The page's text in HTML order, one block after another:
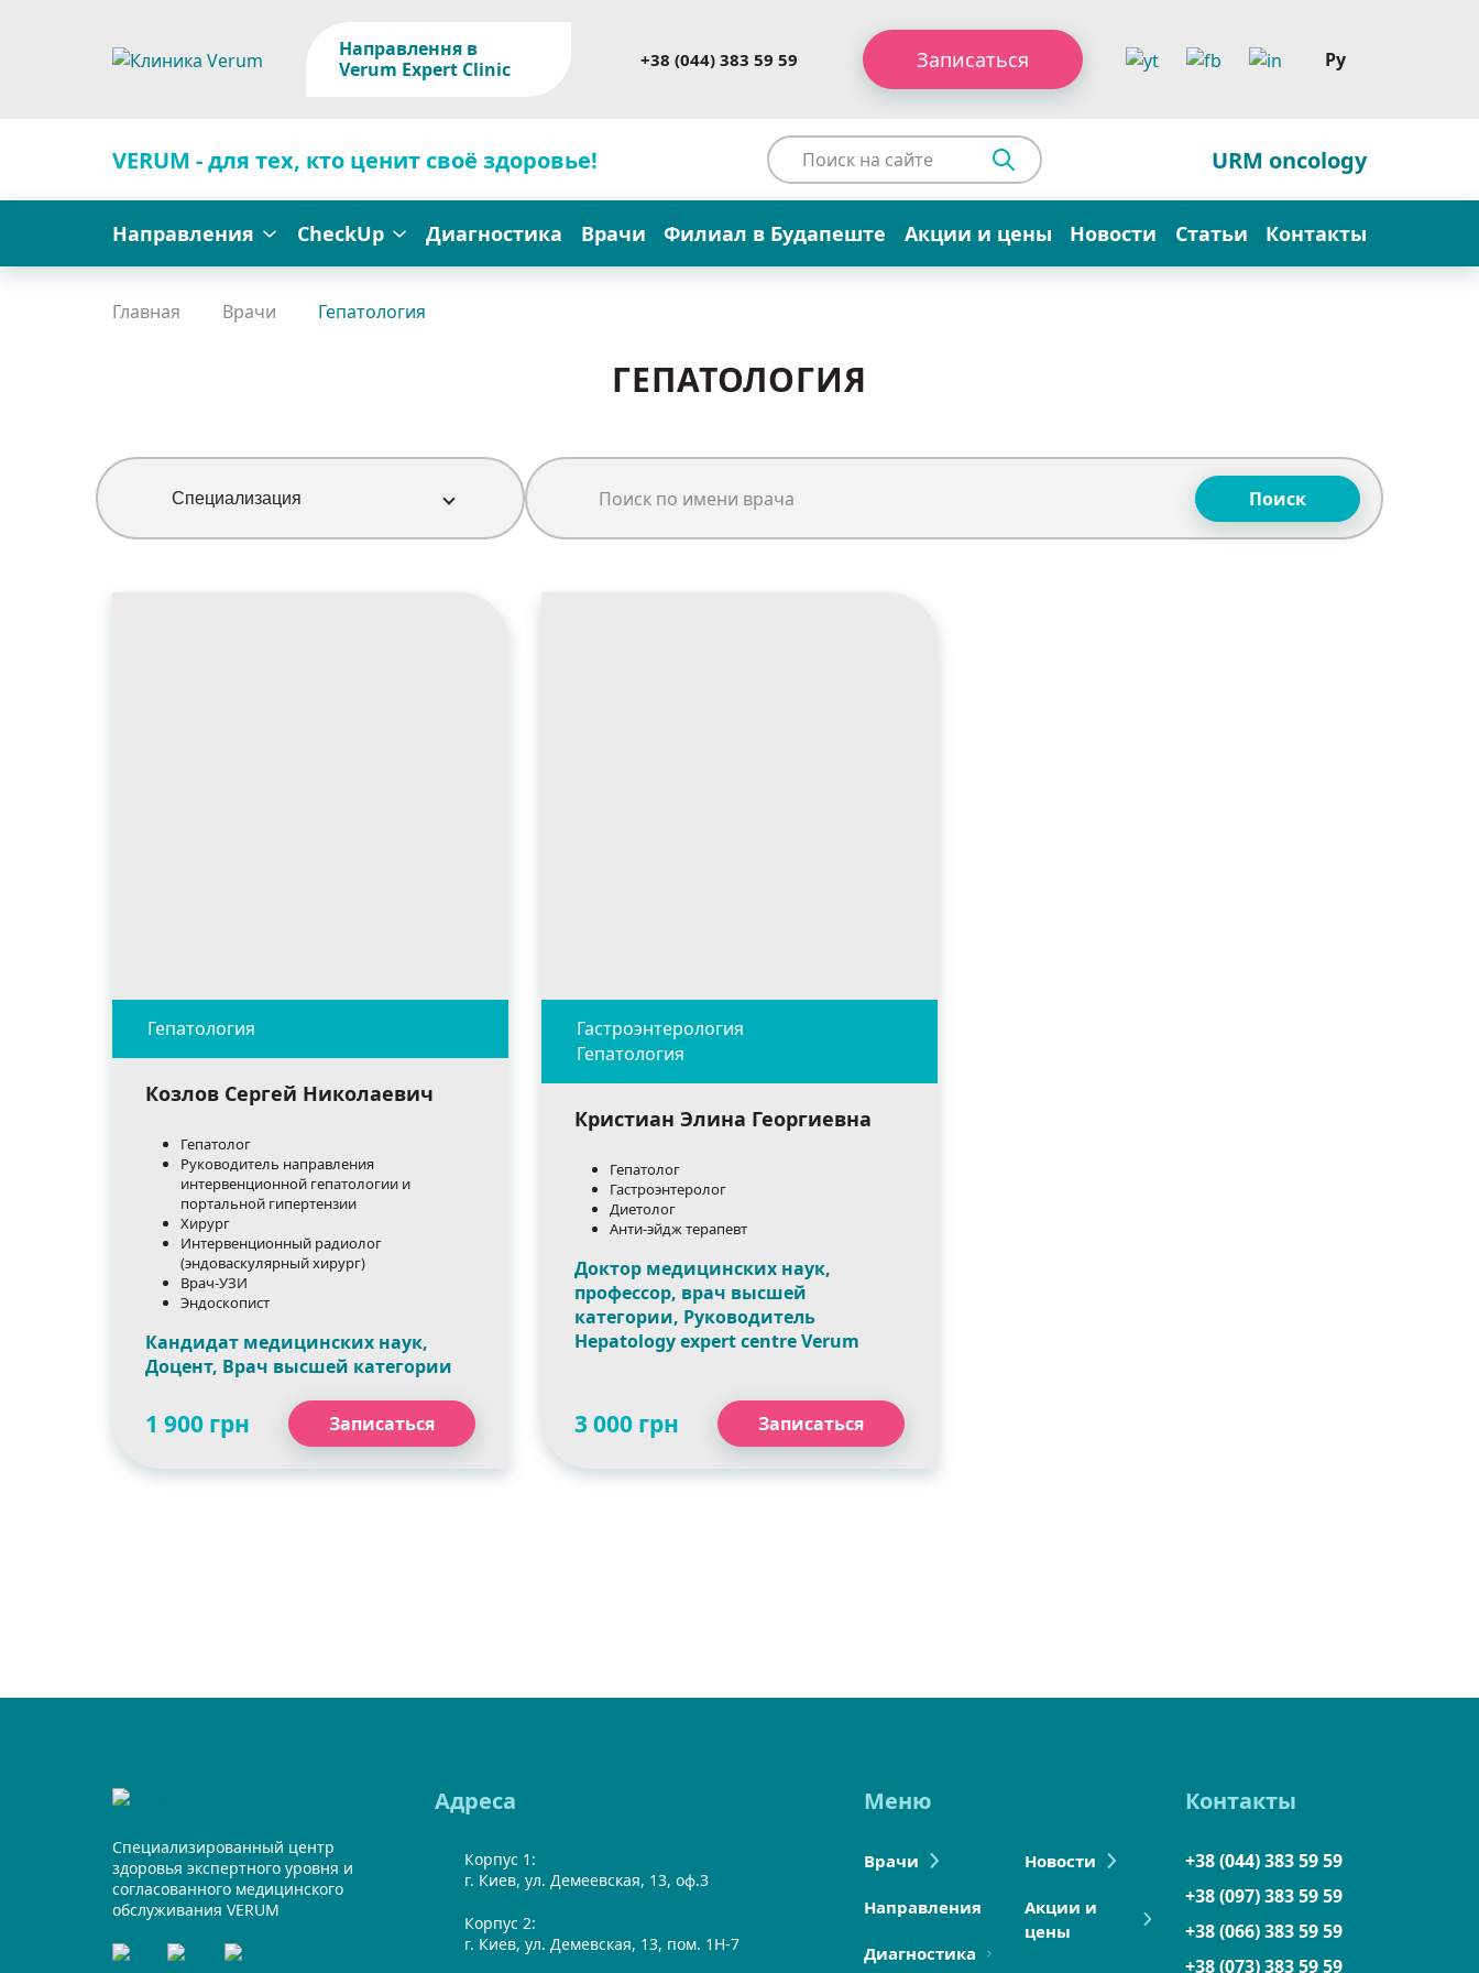
Направлення в
Verum Expert Clinic
+38 (044) 383 59 59 Записаться Ру
VERUM - для тех, кто ценит своё здоровье! URM oncology
Направления CheckUp Диагностика Врачи Филиал в Будапеште Акции и цены Новости Статьи Контакты
Главная Врачи Гепатология
ГЕПАТОЛОГИЯ
Специализация Поиск
Козлов Сергей Николаевич
Гепатолог
Руководитель направления
интервенционной гепатологии и
портальной гипертензии
Хирург
Интервенционный радиолог
(эндоваскулярный хирург)
Врач-УЗИ
Эндоскопист
Кандидат медицинских наук,
Доцент, Врач высшей категории
1 900 грн Записаться
Кристиан Элина Георгиевна
Гепатолог
Гастроэнтеролог
Диетолог
Анти-эйдж терапевт
Доктор медицинских наук,
профессор, врач высшей
категории, Руководитель
Hepatology expert centre Verum
3 000 грн Записаться
Специализированный центр
здоровья экспертного уровня и
согласованного медицинского
обслуживания VERUM
Адреса
Корпус 1:
г. Киев, ул. Демеевская, 13, оф.3
Корпус 2:
г. Киев, ул. Демевская, 13, пом. 1Н-7
Меню
Врачи
Направления
Диагностика
Новости
Акции и
цены
Контакты
+38 (044) 383 59 59
+38 (097) 383 59 59
+38 (066) 383 59 59
+38 (073) 383 59 59